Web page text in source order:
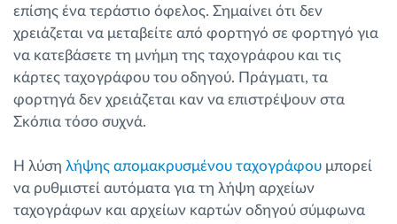
επίσης ένα τεράστιο όφελος. Σημαίνει ότι δεν
χρειάζεται να μεταβείτε από φορτηγό σε φορτηγό για
να κατεβάσετε τη μνήμη της ταχογράφου και τις
κάρτες ταχογράφου του οδηγού. Πράγματι, τα
φορτηγά δεν χρειάζεται καν να επιστρέψουν στα
Σκόπια τόσο συχνά.
Η λύση λήψης απομακρυσμένου ταχογράφου μπορεί
να ρυθμιστεί αυτόματα για τη λήψη αρχείων
ταχογράφων και αρχείων καρτών οδηγού σύμφωνα